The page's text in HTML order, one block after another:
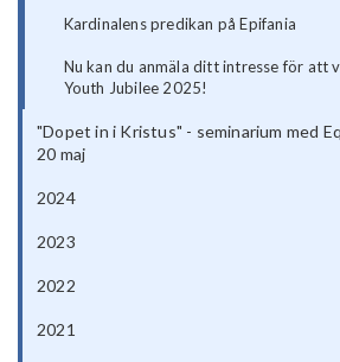
Kardinalens predikan på Epifania
Nu kan du anmäla ditt intresse för att
Youth Jubilee 2025!
"Dopet in i Kristus" - seminarium med
20 maj
2024
2023
2022
2021